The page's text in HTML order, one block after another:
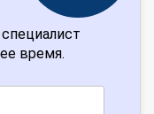
время.